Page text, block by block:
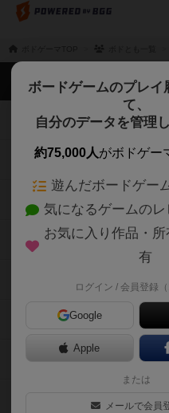
ボードゲームのプレイ
て、
自分のデータを管理
約75,000人がボドゲー
遊んだボードゲー
気になるゲームの
お気に入り作品・
有
ログイン / 会員登録（
Google
Apple
または
メールで会員
ボドゲーマTOP
ボードゲームを検索する
ボードゲームの新着レ
ボードゲーム会情報
メカニクス特集
掲示板・トピックス
ボドとも・会員一覧
ボードゲーム業界コラム
ボドゲーマご利用案内